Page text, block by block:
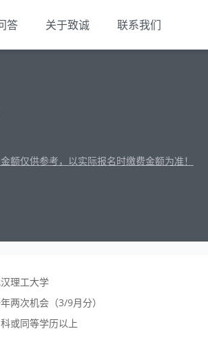
答 关于致诚 联系我们
额仅供参考，以实际报名时缴费金额为准！
理工大学
两次机会（3/9月分）
或同等学历以上